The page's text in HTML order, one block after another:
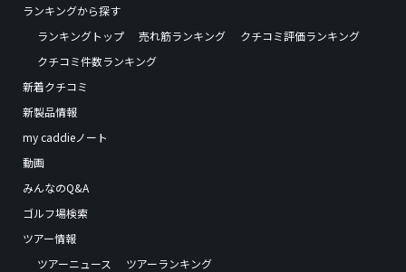
ランキングから探す
ランキングトップ
売れ筋ランキング
クチコミ評価ランキング
クチコミ件数ランキング
新着クチコミ
新製品情報
my caddieノート
動画
みんなのQ&A
ゴルフ場検索
ツアー情報
ツアーニュース
ツアーランキング